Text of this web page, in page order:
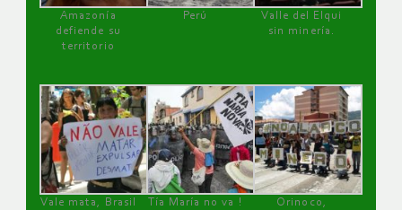
Amazonía
defiende su
territorio
Perú
Valle del Elqui
sin minería.
Vale mata, Brasil
Tía María no va !
Orinoco,